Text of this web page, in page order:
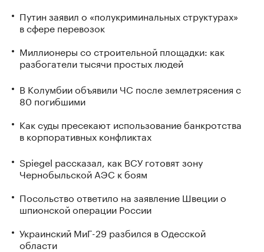
Путин заявил о «полукриминальных структурах»
в сфере перевозок
Миллионеры со строительной площадки: как
разбогатели тысячи простых людей
В Колумбии объявили ЧС после землетрясения с
80 погибшими
Как суды пресекают использование банкротства
в корпоративных конфликтах
Spiegel рассказал, как ВСУ готовят зону
Чернобыльской АЭС к боям
Посольство ответило на заявление Швеции о
шпионской операции России
Украинский МиГ-29 разбился в Одесской
области